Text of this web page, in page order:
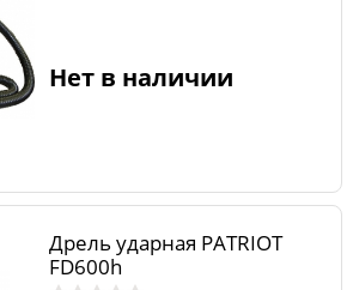
Нет в наличии
Дрель ударная PATRIOT
FD600h